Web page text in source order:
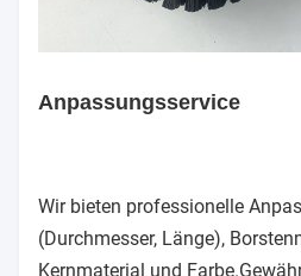
Anpassungsservice
Wir bieten professionelle
(Durchmesser, Länge),
Kernmaterial und